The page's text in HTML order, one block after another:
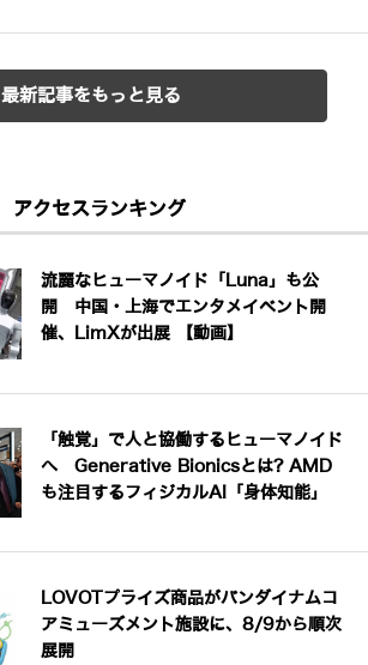
最新記事をもっと見る
アクセスランキング
流麗なヒューマノイド「Luna」も公
開 中国・上海でエンタメイベント開
催、LimXが出展 【動画】
「触覚」で人と協働するヒューマノイド
へ Generative Bionicsとは? AMD
も注目するフィジカルAI「身体知能」
LOVOTプライズ商品がバンダイナムコ
アミューズメント施設に、8/9から順次
展開